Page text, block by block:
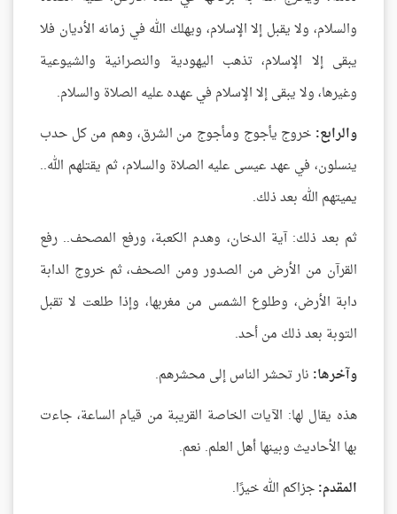
والسلام، ولا يقبل إلا الإسلام، ويهلك الله في زمانه الأديان فلا
يبقى إلا الإسلام، تذهب اليهودية والنصرانية والشيوعية
وغيرها، ولا يبقى إلا الإسلام في عهده عليه الصلاة والسلام.
والرابع: خروج يأجوج ومأجوج من الشرق، وهم من كل حدب
ينسلون، في عهد عيسى عليه الصلاة والسلام، ثم يقتلهم الله..
يميتهم الله بعد ذلك.
ثم بعد ذلك: آية الدخان، وهدم الكعبة، ورفع المصحف.. رفع
القرآن من الأرض من الصدور ومن الصحف، ثم خروج الدابة
دابة الأرض، وطلوع الشمس من مغربها، وإذا طلعت لا تقبل
التوبة بعد ذلك من أحد.
وآخرها: نار تحشر الناس إلى محشرهم.
هذه يقال لها: الآيات الخاصة القريبة من قيام الساعة، جاءت
بها الأحاديث وبينها أهل العلم. نعم.
المقدم:جزاكم الله خيرًا.